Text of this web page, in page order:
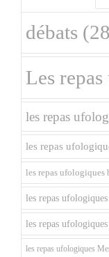
débats
Les
les repas
les repas
les repas ufologiques
les repas
les repas
les repas ufologiques